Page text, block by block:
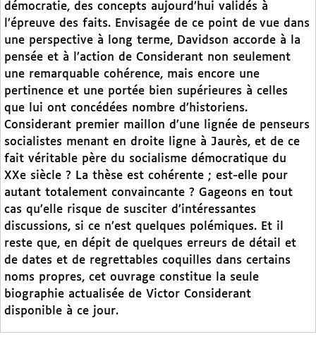
démocratie, des concepts aujourd’hui validés à
l’épreuve des faits. Envisagée de ce point de vue dans
une perspective à long terme, Davidson accorde à la
pensée et à l’action de Considerant non seulement
une remarquable cohérence, mais encore une
pertinence et une portée bien supérieures à celles
que lui ont concédées nombre d’historiens.
Considerant premier maillon d’une lignée de penseurs
socialistes menant en droite ligne à Jaurès, et de ce
fait véritable père du socialisme démocratique du
XXe siècle ? La thèse est cohérente ; est-elle pour
autant totalement convaincante ? Gageons en tout
cas qu’elle risque de susciter d’intéressantes
discussions, si ce n’est quelques polémiques. Et il
reste que, en dépit de quelques erreurs de détail et
de dates et de regrettables coquilles dans certains
noms propres, cet ouvrage constitue la seule
biographie actualisée de Victor Considerant
disponible à ce jour.